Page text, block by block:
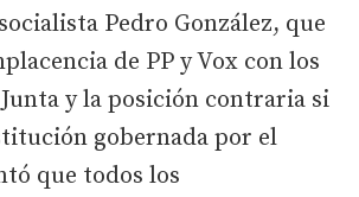
Pedro González, que
de PP y Vox con los
y la posición contraria si
gobernada por el
que todos los